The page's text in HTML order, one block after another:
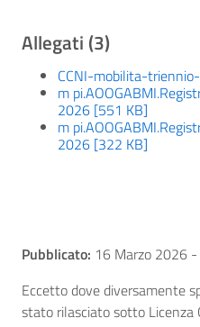
Allegati (3)
CCNI-mobilita-
m
2026 [551 KB]
m
2026 [322 KB]
Pubblicato: 16 Marzo 2026 -
Eccetto dove diversamente
stato rilasciato sotto Licenza